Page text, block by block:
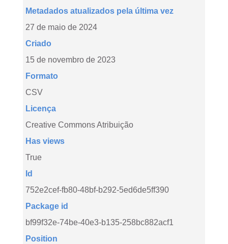
Metadados atualizados pela última vez
27 de maio de 2024
Criado
15 de novembro de 2023
Formato
CSV
Licença
Creative Commons Atribuição
Has views
True
Id
752e2cef-fb80-48bf-b292-5ed6de5ff390
Package id
bf99f32e-74be-40e3-b135-258bc882acf1
Position